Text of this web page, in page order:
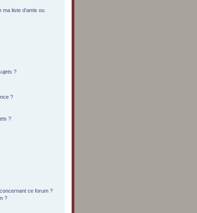
liste d’amis ou
?
?
?
ce forum ?
?